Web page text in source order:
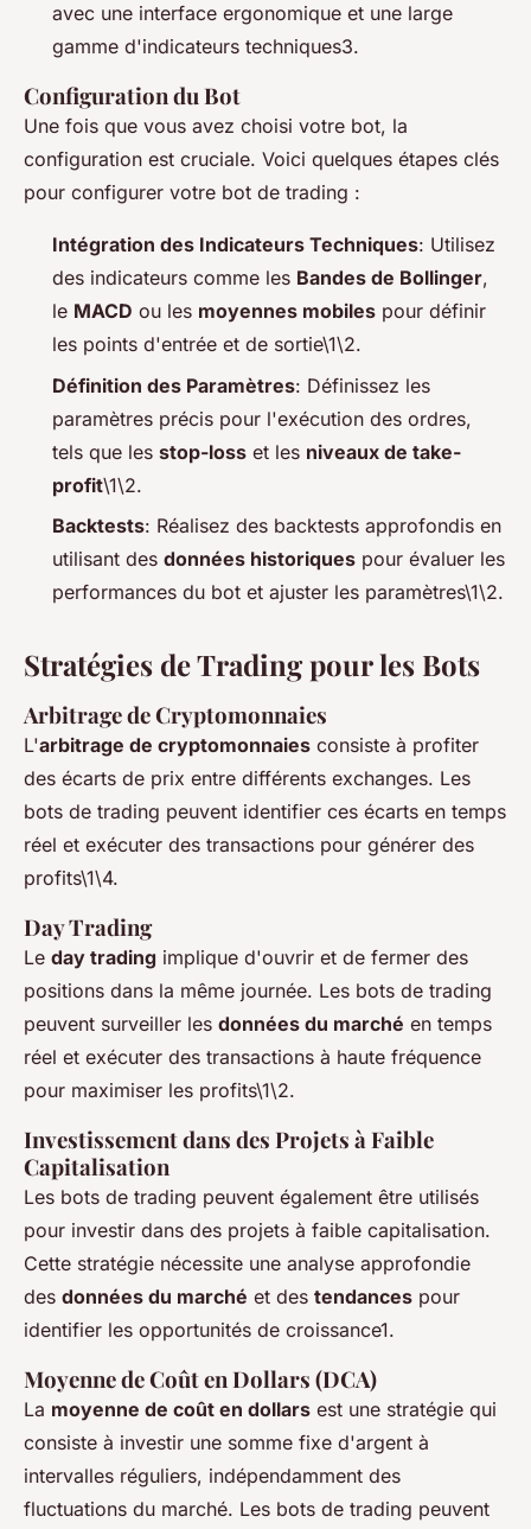
avec une interface ergonomique et une large
gamme d'indicateurs techniques3.
Configuration du Bot
Une fois que vous avez choisi votre bot, la
configuration est cruciale. Voici quelques étapes clés
pour configurer votre bot de trading :
Intégration des Indicateurs Techniques: Utilisez
des indicateurs comme les Bandes de Bollinger,
le MACD ou les moyennes mobiles pour définir
les points d'entrée et de sortie\1\2.
Définition des Paramètres: Définissez les
paramètres précis pour l'exécution des ordres,
tels que les stop-loss et les niveaux de take-
profit\1\2.
Backtests: Réalisez des backtests approfondis en
utilisant des données historiques pour évaluer les
performances du bot et ajuster les paramètres\1\2.
Stratégies de Trading pour les Bots
Arbitrage de Cryptomonnaies
L'arbitrage de cryptomonnaies consiste à profiter
des écarts de prix entre différents exchanges. Les
bots de trading peuvent identifier ces écarts en temps
réel et exécuter des transactions pour générer des
profits\1\4.
Day Trading
Le day trading implique d'ouvrir et de fermer des
positions dans la même journée. Les bots de trading
peuvent surveiller les données du marché en temps
réel et exécuter des transactions à haute fréquence
pour maximiser les profits\1\2.
Investissement dans des Projets à Faible
Capitalisation
Les bots de trading peuvent également être utilisés
pour investir dans des projets à faible capitalisation.
Cette stratégie nécessite une analyse approfondie
des données du marché et des tendances pour
identifier les opportunités de croissance1.
Moyenne de Coût en Dollars (DCA)
La moyenne de coût en dollars est une stratégie qui
consiste à investir une somme fixe d'argent à
intervalles réguliers, indépendamment des
fluctuations du marché. Les bots de trading peuvent